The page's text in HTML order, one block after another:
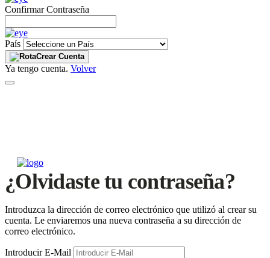
Confirmar Contraseña
País
Crear Cuenta
Ya tengo cuenta. Volver
¿Olvidaste tu contraseña?
Introduzca la dirección de correo electrónico que utilizó al crear su
cuenta. Le enviaremos una nueva contraseña a su dirección de
correo electrónico.
Introducir E-Mail